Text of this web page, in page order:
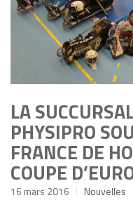
LA
PHYSIPRO
FRANCE DE
COUPE
16 mars 2016 Nouvelles